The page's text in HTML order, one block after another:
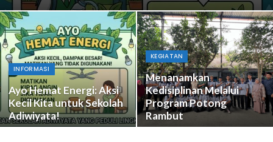
INFORMASI
Ayo Hemat Energi: Aksi
Kecil Kita untuk Sekolah
Adiwiyata!
KEGIATAN
Menanamkan
Kedisiplinan Melalui
Program Potong
Rambut